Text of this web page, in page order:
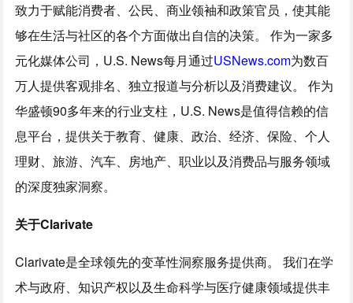
致力于赋能消费者、公民、商业领袖和政策官员，使其能
够在生活与社区的各个方面做出自信的决策。 作为一家多
元化媒体公司，U.S. News每月通过USNews.com为数百
万人提供客观排名、独立报道与分析以及消费建议。 作为
华盛顿90多年来的行业支柱，U.S. News是值得信赖的信
息平台，提供关于教育、健康、政治、经济、保险、个人
理财、旅游、汽车、房地产、职业以及消费品与服务领域
的深度独家洞察。
关于Clarivate
Clarivate是全球领先的变革性洞察服务提供商。 我们在学
术与政府、知识产权以及生命科学与医疗健康领域提供丰